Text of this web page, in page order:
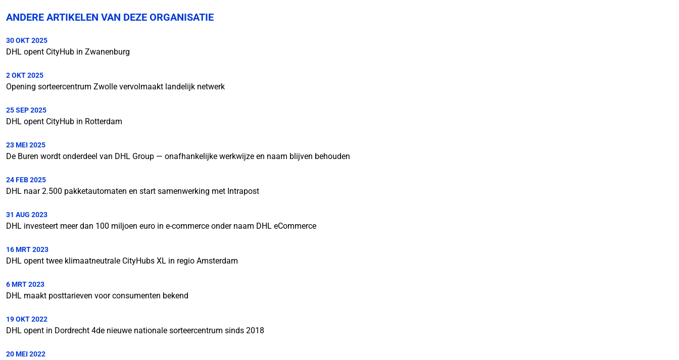
ANDERE ARTIKELEN VAN DEZE ORGANISATIE
30 OKT 2025
DHL opent CityHub in Zwanenburg
2 OKT 2025
Opening sorteercentrum Zwolle vervolmaakt landelijk netwerk
25 SEP 2025
DHL opent CityHub in Rotterdam
23 MEI 2025
De Buren wordt onderdeel van DHL Group — onafhankelijke werkwijze en naam blijven behouden
24 FEB 2025
DHL naar 2.500 pakketautomaten en start samenwerking met Intrapost
31 AUG 2023
DHL investeert meer dan 100 miljoen euro in e-commerce onder naam DHL eCommerce
16 MRT 2023
DHL opent twee klimaatneutrale CityHubs XL in regio Amsterdam
6 MRT 2023
DHL maakt posttarieven voor consumenten bekend
19 OKT 2022
DHL opent in Dordrecht 4de nieuwe nationale sorteercentrum sinds 2018
20 MEI 2022